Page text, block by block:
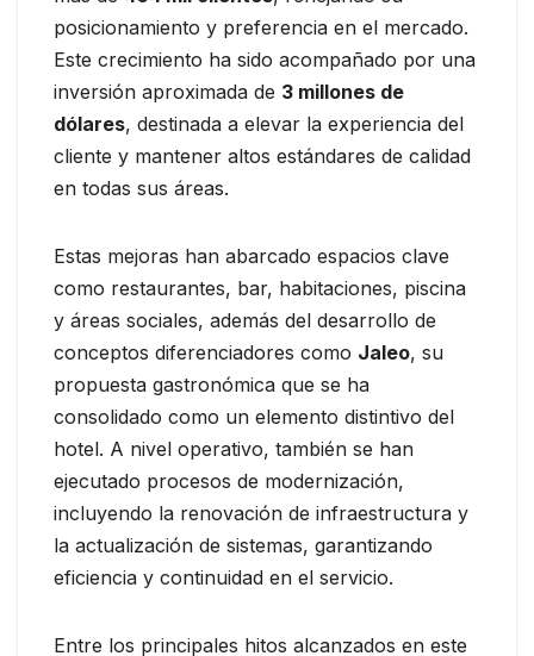
posicionamiento y preferencia en el mercado.
Este crecimiento ha sido acompañado por una
inversión aproximada de 3 millones de
dólares, destinada a elevar la experiencia del
cliente y mantener altos estándares de calidad
en todas sus áreas.
Estas mejoras han abarcado espacios clave
como restaurantes, bar, habitaciones, piscina
y áreas sociales, además del desarrollo de
conceptos diferenciadores como Jaleo, su
propuesta gastronómica que se ha
consolidado como un elemento distintivo del
hotel. A nivel operativo, también se han
ejecutado procesos de modernización,
incluyendo la renovación de infraestructura y
la actualización de sistemas, garantizando
eficiencia y continuidad en el servicio.
Entre los principales hitos alcanzados en este